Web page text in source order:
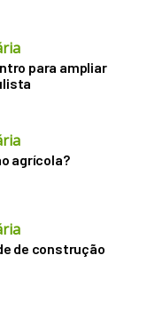
para ampliar
agrícola?
de construção